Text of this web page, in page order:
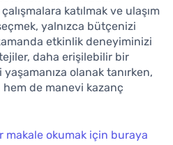
katılmak ve ulaşım
yalnızca bütçenizi
etkinlik deneyiminizi
daha erişilebilir bir
olanak tanırken,
hem de manevi kazanç
makale okumak için buraya